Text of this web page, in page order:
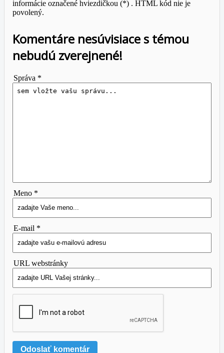
informácie označené hviezdičkou (*) . HTML kód nie je
povolený.
Komentáre nesúvisiace s témou
nebudú zverejnené!
Správa *
Meno *
E-mail *
URL webstránky